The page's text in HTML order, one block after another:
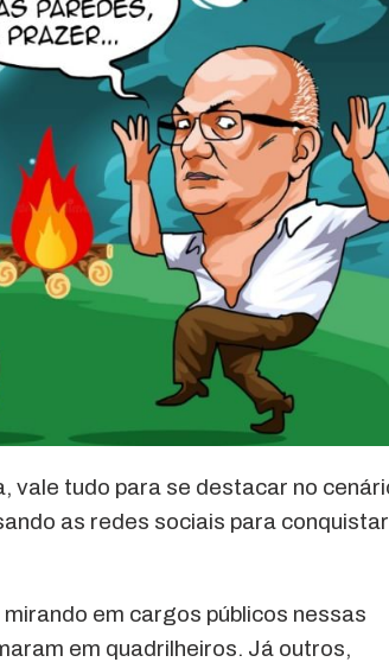
vale tudo para se destacar no
as redes sociais para conquistar
em cargos públicos nessas
em quadrilheiros. Já outros,